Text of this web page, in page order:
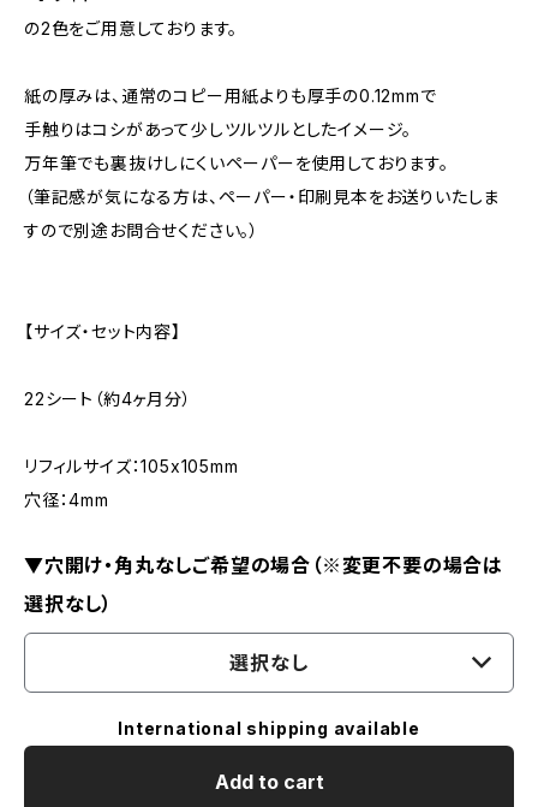
の2色をご用意しております。
紙の厚みは、通常のコピー用紙よりも厚手の0.12mmで
手触りはコシがあって少しツルツルとしたイメージ。
万年筆でも裏抜けしにくいペーパーを使用しております。
（筆記感が気になる方は、ペーパー・印刷見本をお送りいたしま
すので別途お問合せください。）
【サイズ・セット内容】
22シート（約4ヶ月分）
リフィルサイズ：105x105mm
穴径：4mm
▼穴開け・角丸なしご希望の場合（※変更不要の場合は
選択なし）
選択なし
International shipping available
Add to cart